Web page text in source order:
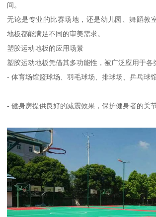
间。
无论是专业的比赛场地，还是幼儿园、舞蹈教
地板都能满足不同的审美需求。
塑胶运动地板的应用场景
塑胶运动地板凭借其多功能性，被广泛应用于各
- 体育场馆篮球场、羽毛球场、排球场、乒乓球
- 健身房提供良好的减震效果，保护健身者的关节